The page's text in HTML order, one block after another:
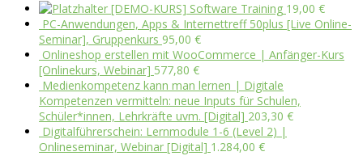
[DEMO-KURS] Software Training 19,00 €
PC-Anwendungen, Apps & Internettreff 50plus [Live Online-
Seminar], Gruppenkurs 95,00 €
Onlineshop erstellen mit WooCommerce | Anfänger-Kurs
[Onlinekurs, Webinar] 577,80 €
Medienkompetenz kann man lernen | Digitale
Kompetenzen vermitteln: neue Inputs für Schulen,
Schüler*innen, Lehrkräfte uvm. [Digital] 203,30 €
Digitalführerschein: Lernmodule 1-6 (Level 2) |
Onlineseminar, Webinar [Digital] 1.284,00 €